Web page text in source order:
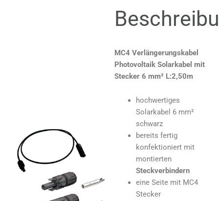
MC4 Verlängerungskabel
Photovoltaik Solarkabel mit
Stecker 6 mm² L:2,50m
hochwertiges
Solarkabel 6 mm²
schwarz
bereits fertig
konfektioniert mit
montierten
Steckverbindern
eine Seite mit MC4
Stecker